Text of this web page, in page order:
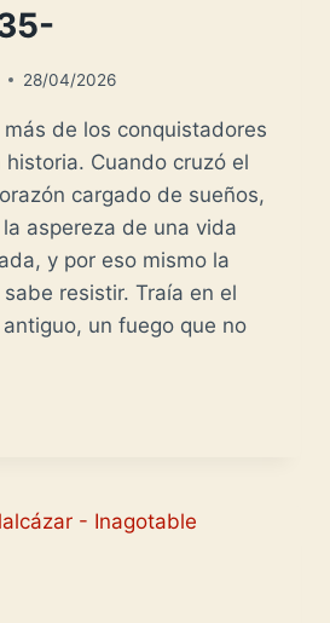
28/04/2026
de los conquistadores
Cuando cruzó el
cargado de sueños,
aspereza de una vida
y por eso mismo la
resistir. Traía en el
un fuego que no